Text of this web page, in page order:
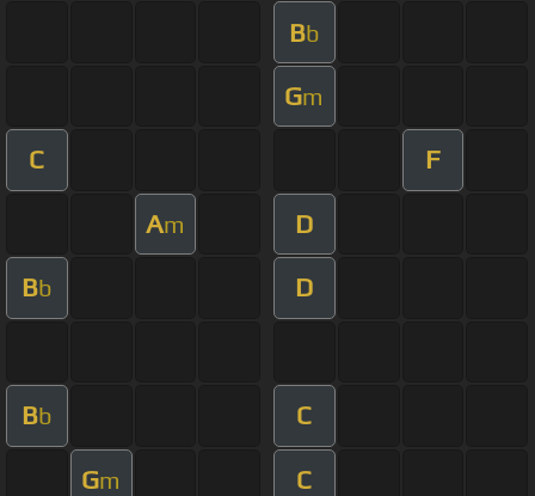
Bb
Gm
C F
Am D
Bb D
Bb C
Gm C